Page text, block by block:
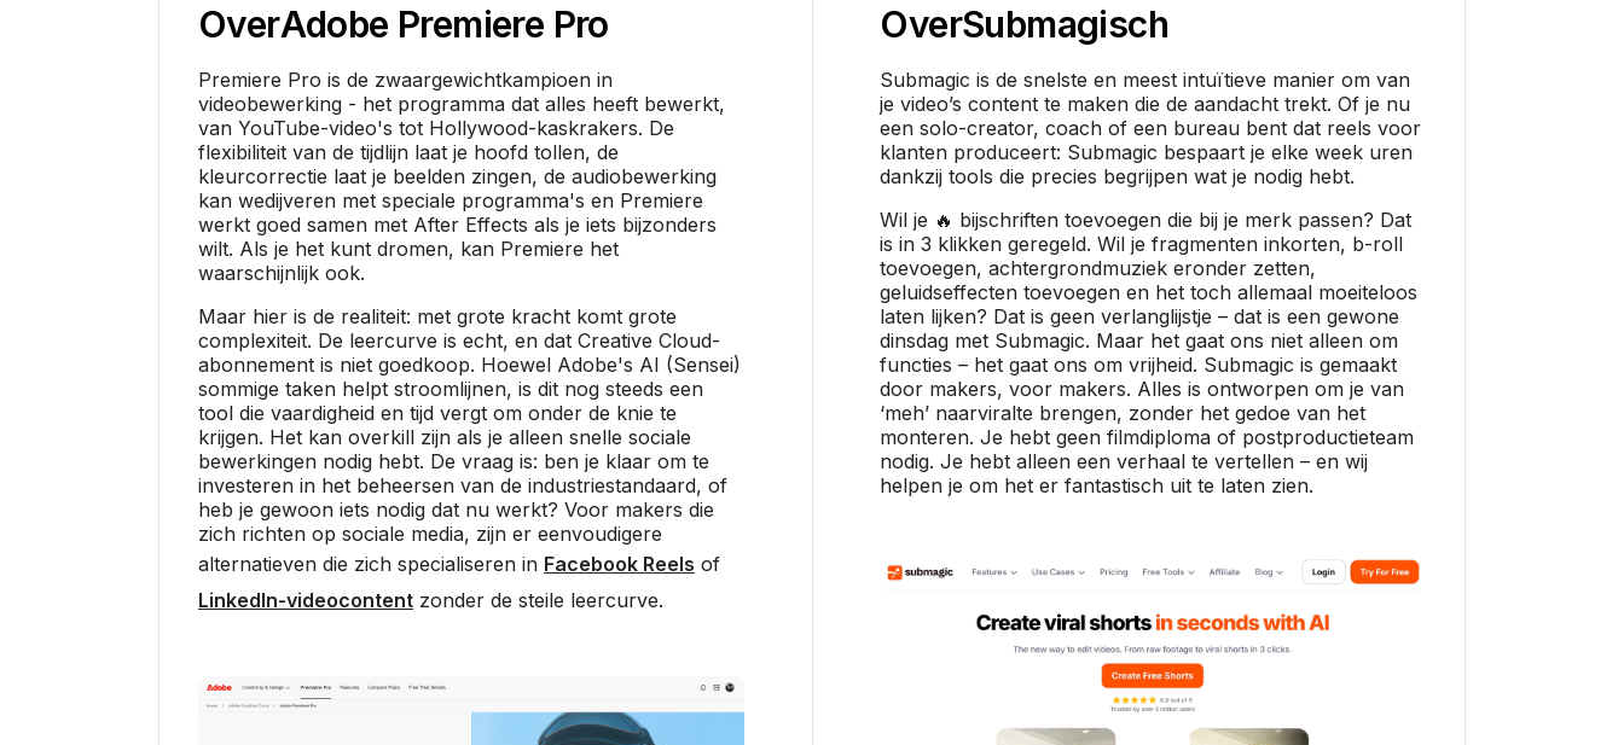
OverAdobe Premiere Pro
Premiere Pro is de zwaargewichtkampioen in
videobewerking - het programma dat alles heeft bewerkt,
van YouTube-video's tot Hollywood-kaskrakers. De
flexibiliteit van de tijdlijn laat je hoofd tollen, de
kleurcorrectie laat je beelden zingen, de audiobewerking
kan wedijveren met speciale programma's en Premiere
werkt goed samen met After Effects als je iets bijzonders
wilt. Als je het kunt dromen, kan Premiere het
waarschijnlijk ook.
Maar hier is de realiteit: met grote kracht komt grote
complexiteit. De leercurve is echt, en dat Creative Cloud-
abonnement is niet goedkoop. Hoewel Adobe's AI (Sensei)
sommige taken helpt stroomlijnen, is dit nog steeds een
tool die vaardigheid en tijd vergt om onder de knie te
krijgen. Het kan overkill zijn als je alleen snelle sociale
bewerkingen nodig hebt. De vraag is: ben je klaar om te
investeren in het beheersen van de industriestandaard, of
heb je gewoon iets nodig dat nu werkt? Voor makers die
zich richten op sociale media, zijn er eenvoudigere
alternatieven die zich specialiseren in Facebook Reels of
LinkedIn-videocontent zonder de steile leercurve.
OverSubmagisch
Submagic is de snelste en meest intuïtieve manier om van
je video’s content te maken die de aandacht trekt. Of je nu
een solo-creator, coach of een bureau bent dat reels voor
klanten produceert: Submagic bespaart je elke week uren
dankzij tools die precies begrijpen wat je nodig hebt.
Wil je 🔥 bijschriften toevoegen die bij je merk passen? Dat
is in 3 klikken geregeld. Wil je fragmenten inkorten, b-roll
toevoegen, achtergrondmuziek eronder zetten,
geluidseffecten toevoegen en het toch allemaal moeiteloos
laten lijken? Dat is geen verlanglijstje – dat is een gewone
dinsdag met Submagic. Maar het gaat ons niet alleen om
functies – het gaat ons om vrijheid. Submagic is gemaakt
door makers, voor makers. Alles is ontworpen om je van
‘meh’ naarviralte brengen, zonder het gedoe van het
monteren. Je hebt geen filmdiploma of postproductieteam
nodig. Je hebt alleen een verhaal te vertellen – en wij
helpen je om het er fantastisch uit te laten zien.